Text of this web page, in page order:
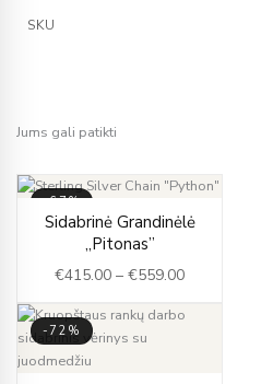
SKU
Jums gali patikti
-67%
Sidabrinė Grandinėlė
„Pitonas”
€415.00 – €559.00
range:
through
-72%